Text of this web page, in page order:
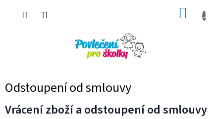
Odstoupení od smlouvy
Vrácení zboží a odstoupení od smlouvy